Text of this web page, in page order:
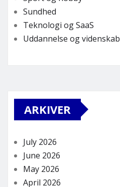
Sundhed
Teknologi og SaaS
Uddannelse og videnskab
ARKIVER
July 2026
June 2026
May 2026
April 2026